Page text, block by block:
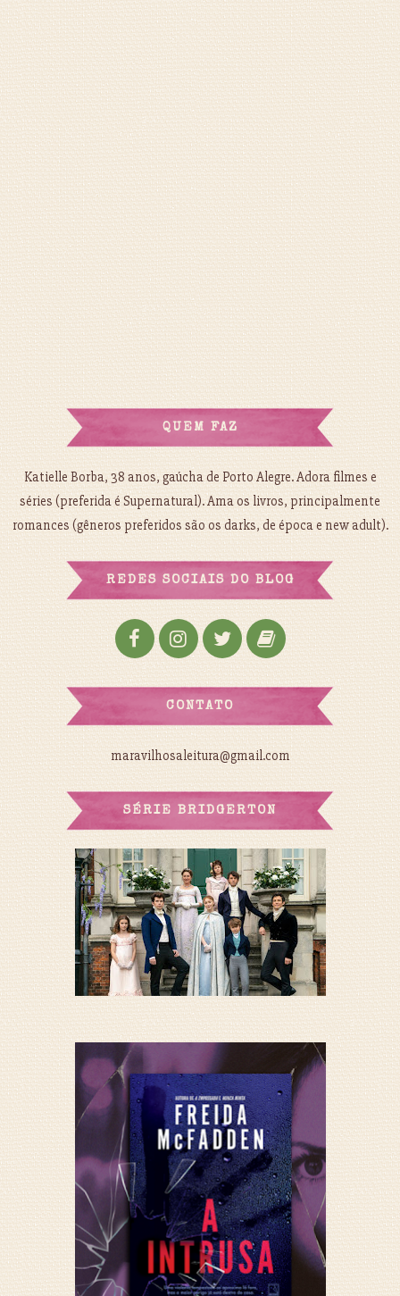
QUEM FAZ
Katielle Borba, 38 anos, gaúcha de Porto Alegre. Adora filmes e
séries (preferida é Supernatural). Ama os livros, principalmente
romances (gêneros preferidos são os darks, de época e new adult).
REDES SOCIAIS DO BLOG
CONTATO
maravilhosaleitura@gmail.com
SÉRIE BRIDGERTON